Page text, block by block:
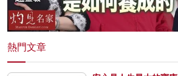
熱門文章